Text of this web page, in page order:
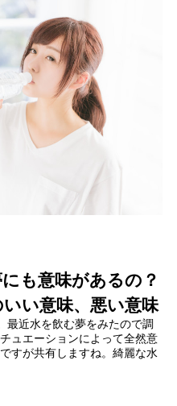
も意味があるの？
い意味、悪い意味
最近水を飲む夢をみたので調
ュエーションによって全然意
すが共有しますね。綺麗な水